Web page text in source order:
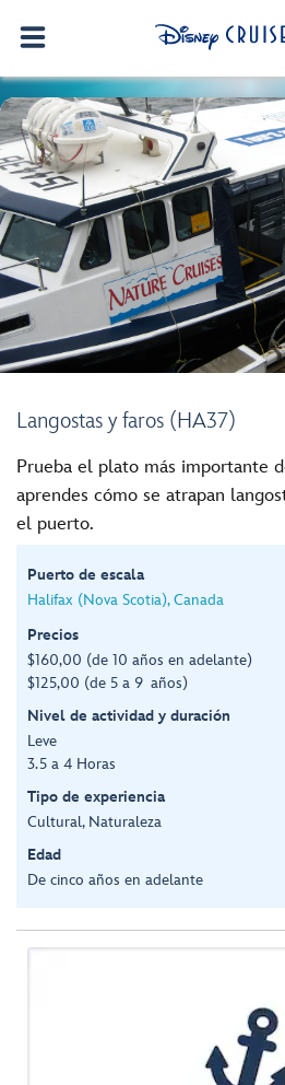
Langostas y faros (HA37)
Prueba el plato más importante
aprendes cómo se atrapan
el puerto.
Puerto de escala
Halifax (Nova Scotia), Canada
Precios
$160,00 (de 10 años en adelante)
$125,00 (de 5 a 9 años)
Nivel de actividad y duración
Leve
3.5 a 4 Horas
Tipo de experiencia
Cultural, Naturaleza
Edad
De cinco años en adelante